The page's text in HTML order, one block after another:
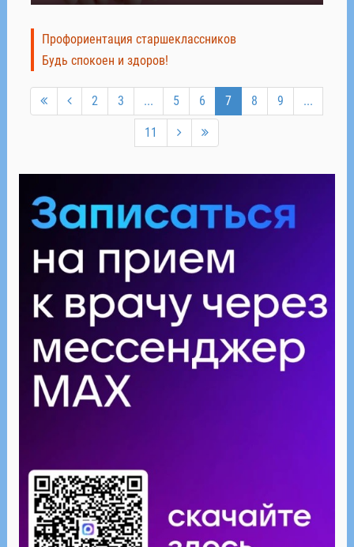
Профориентация старшеклассников
Будь спокоен и здоров!
2 3 ... 5 6 7 8 9 ...
11